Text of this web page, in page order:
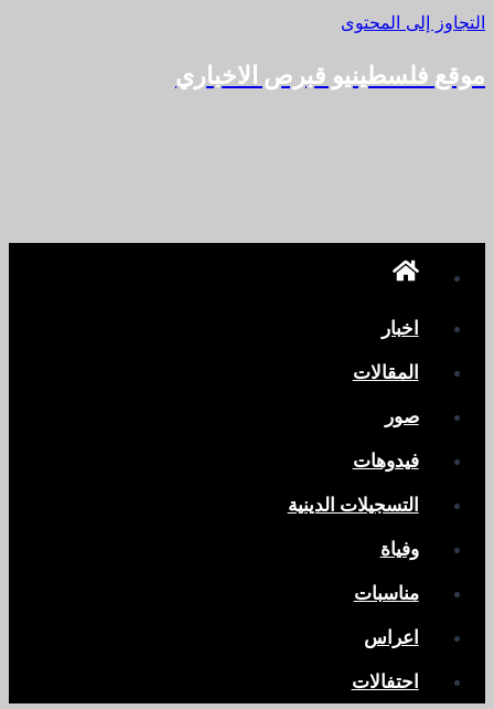
التجاوز إلى المحتوى
موقع فلسطينيو قبرص الاخباري
اخبار
المقالات
صور
فيدوهات
التسجيلات الدينية
وفياة
مناسبات
اعراس
احتفالات